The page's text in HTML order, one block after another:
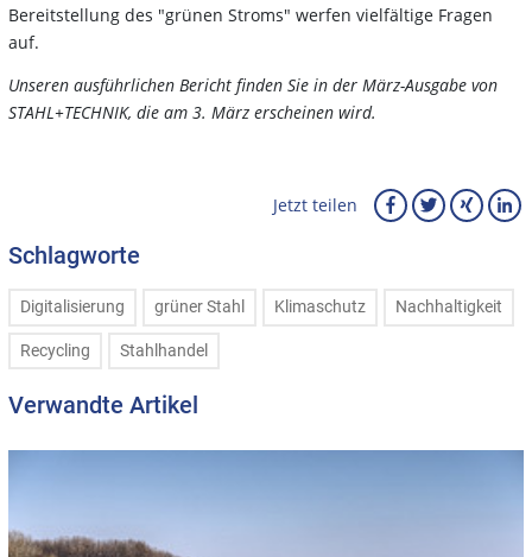
Bereitstellung des "grünen Stroms" werfen vielfältige Fragen
auf.
Unseren ausführlichen Bericht finden Sie in der März-Ausgabe von
STAHL+TECHNIK, die am 3. März erscheinen wird.
Jetzt teilen
Schlagworte
Digitalisierung grüner Stahl Klimaschutz Nachhaltigkeit
Recycling Stahlhandel
Verwandte Artikel